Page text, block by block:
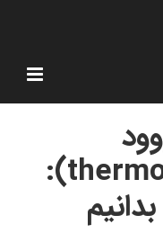
(thermowood facade):